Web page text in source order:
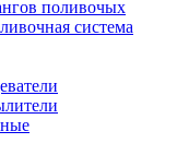
поливочых
система